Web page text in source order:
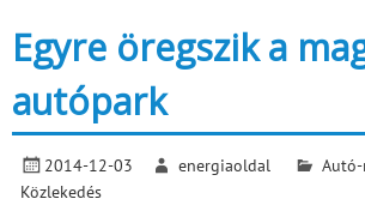
Egyre öregszik a
autópark
2014-12-03 energiaoldal
Közlekedés